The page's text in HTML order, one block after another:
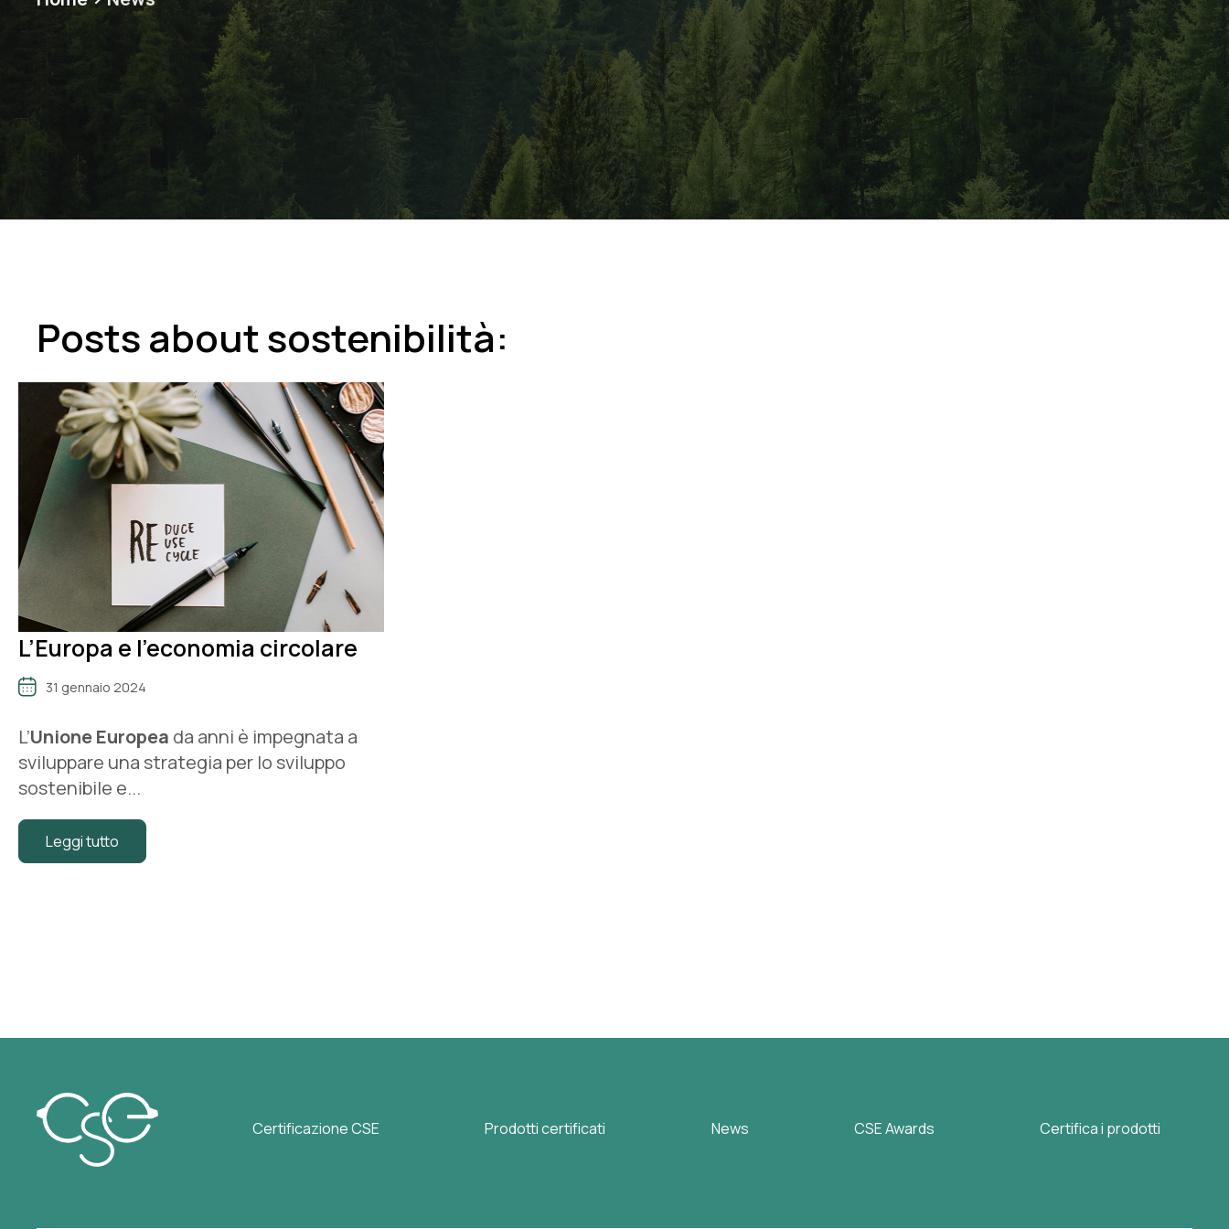
Posts about sostenibilità:
L’Europa e l’economia circolare
31 gennaio 2024
L’Unione Europea da anni è impegnata a
sviluppare una strategia per lo sviluppo
sostenibile e...
Leggi tutto
Certificazione CSE Prodotti certificati News CSE Awards Certifica i prodotti